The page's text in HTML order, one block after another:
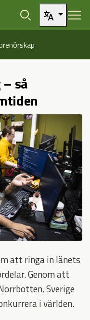
så
att ringa in länets
Genom att
Sverige
i världen.